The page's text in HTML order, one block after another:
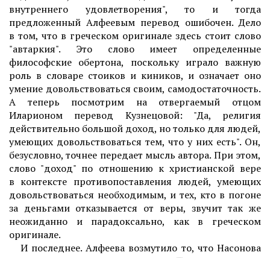
внутреннего удовлетворения", то и тогда
предложенный Алфеевым перевод ошибочен. Дело
в том, что в греческом оригинале здесь стоит слово
"автаркия". Это слово имеет определенные
философские обертона, поскольку играло важную
роль в словаре стоиков и киников, и означает оно
умение довольствоваться своим, самодостаточность.
А теперь посмотрим на отвергаемый отцом
Иларионом перевод Кузнецовой: "Да, религия
действительно большой доход, но только для людей,
умеющих довольствоваться тем, что у них есть". Он,
безусловно, точнее передает мысль автора. При этом,
слово "доход" по отношению к христианской вере
в контексте противопоставления людей, умеющих
довольствоваться необходимым, и тех, кто в погоне
за деньгами отказывается от веры, звучит так же
неожиданно и парадоксально, как в греческом
оригинале.
И последнее. Алфеева возмутило то, что Насонова